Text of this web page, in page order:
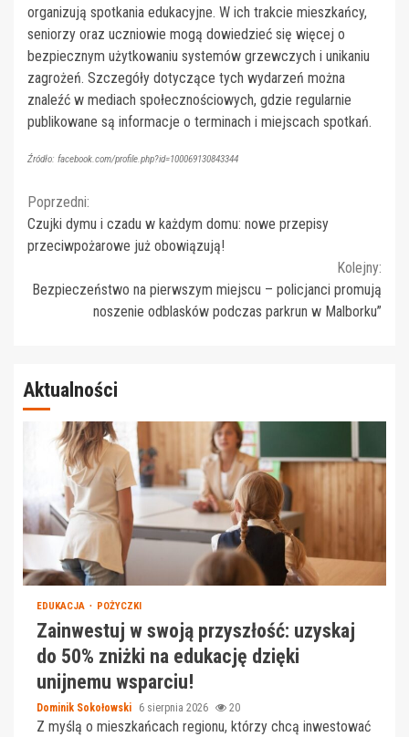
organizują spotkania edukacyjne. W ich trakcie mieszkańcy,
seniorzy oraz uczniowie mogą dowiedzieć się więcej o
bezpiecznym użytkowaniu systemów grzewczych i unikaniu
zagrożeń. Szczegóły dotyczące tych wydarzeń można
znaleźć w mediach społecznościowych, gdzie regularnie
publikowane są informacje o terminach i miejscach spotkań.
Źródło: facebook.com/profile.php?id=100069130843344
Continue
Reading
Poprzedni:
Czujki dymu i czadu w każdym domu: nowe przepisy
przeciwpożarowe już obowiązują!
Kolejny:
Bezpieczeństwo na pierwszym miejscu – policjanci promują
noszenie odblasków podczas parkrun w Malborku”
Aktualności
EDUKACJA POŻYCZKI
Zainwestuj w swoją przyszłość: uzyskaj
do 50% zniżki na edukację dzięki
unijnemu wsparciu!
Dominik Sokołowski 6 sierpnia 2026 20
Z myślą o mieszkańcach regionu, którzy chcą inwestować